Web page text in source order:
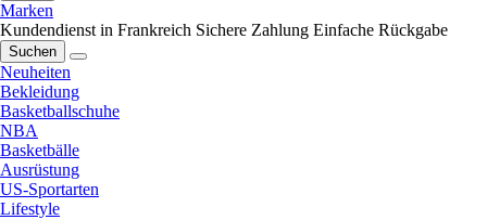
Marken
Kundendienst in Frankreich Sichere Zahlung Einfache Rückgabe
Suchen
Neuheiten
Bekleidung
Basketballschuhe
NBA
Basketbälle
Ausrüstung
US-Sportarten
Lifestyle